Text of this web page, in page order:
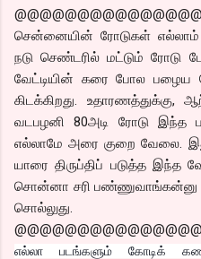
சென்னையின் ரோடுகள் எல்லாம்
நடு செண்டரில் மட்டும் ரோடு
வேட்டியின் கரை போல
கிடக்கிறது.
வடபழனி 80அடி ரோடு இந்த
எல்லாமே அரை குறை வேலை.
யாரை திருப்திப் படுத்த இந்த
சொன்னா சரி பண்ணுவாங்கன்னு
சொல்லுது.
எல்லா படங்களும் கோடிக்